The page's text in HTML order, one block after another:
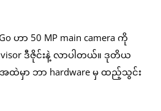
ဟာ 50 MP main camera ကို
ဒီဇိုင်းနဲ့ လာပါတယ်။ ဒုတိယ
ထဲမှာ ဘာ hardware မှ ထည့်သွင်း